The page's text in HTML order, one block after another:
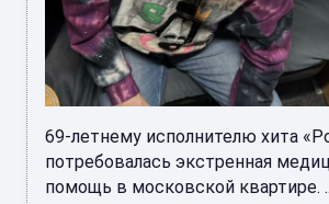
69-летнему исполнителю хита
потребовалась экстренная
помощь в московской квартире.